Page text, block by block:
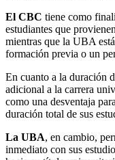
El CBC tiene como
estudiantes que
mientras que la UBA
formación previa o un
En cuanto a la duración
adicional a la carrera
como una desventaja
duración total de sus
La UBA, en cambio,
inmediato con sus